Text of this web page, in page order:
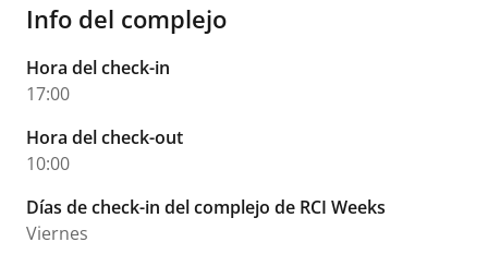
Info del complejo
Hora del check-in
17:00
Hora del check-out
10:00
Días de check-in del complejo de RCI Weeks
Viernes